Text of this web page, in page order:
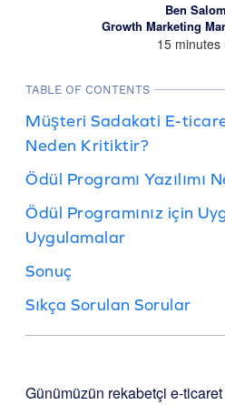
Ben
Growth Marketing
15 minutes
TABLE OF CONTENTS
Müşteri Sadakati E-
Neden Kritiktir?
Ödül Programı Yazılımı
Ödül Programınız için
Uygulamalar
Sonuç
Sıkça Sorulan Sorular
Günümüzün rekabetçi e-